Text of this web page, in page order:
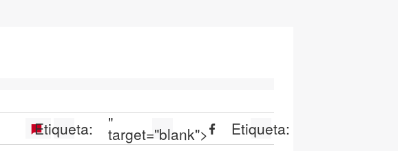
Etiqueta: "
target="blank"> Etiqueta: